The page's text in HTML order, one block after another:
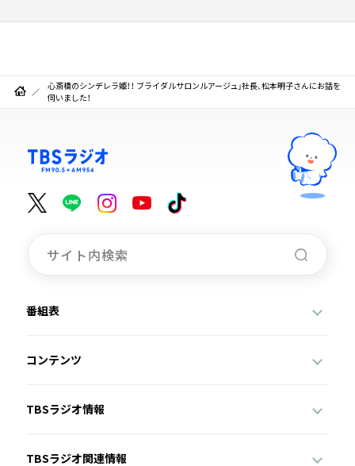
心斎橋のシンデレラ姫！！ ブライダルサロンルアージュ」社長、松本明子さんにお話を
伺いました！
番組表
コンテンツ
TBSラジオ情報
TBSラジオ関連情報